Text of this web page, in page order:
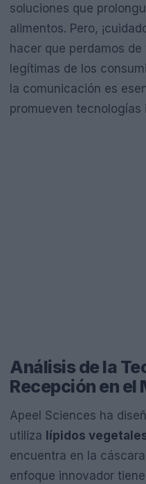
soluciones que
alimentos. Pero,
hacer que perdamos
legítimas de los
la comunicación es
promueven tecnologías
Análisis de la
Recepción en el
Apeel Sciences ha
utiliza lípidos
encuentra en la
enfoque innovador